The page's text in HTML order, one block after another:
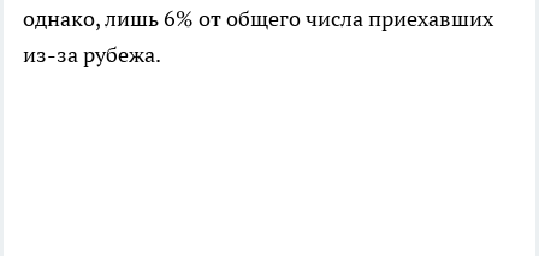
однако, лишь 6% от общего числа приехавших
из-за рубежа.